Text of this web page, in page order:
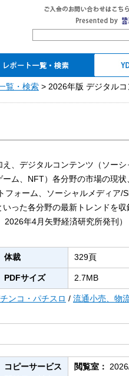
ート一覧・検索 YDB
マイ
パス
定
個人
覧・検索 > 2026年版 デジタル
、デジタルコンテンツ（ソーシ
ム、NFT）各分野の市場の現状
ォーム、ソーシャルメディア/
った各分野の最新トレンドを
年4月矢野経済研究所発刊）
体裁 329頁
PDFサイズ 2.7MB
ンコ・パチスロ / 流通小売、物
コピーサービス
閲覧室：